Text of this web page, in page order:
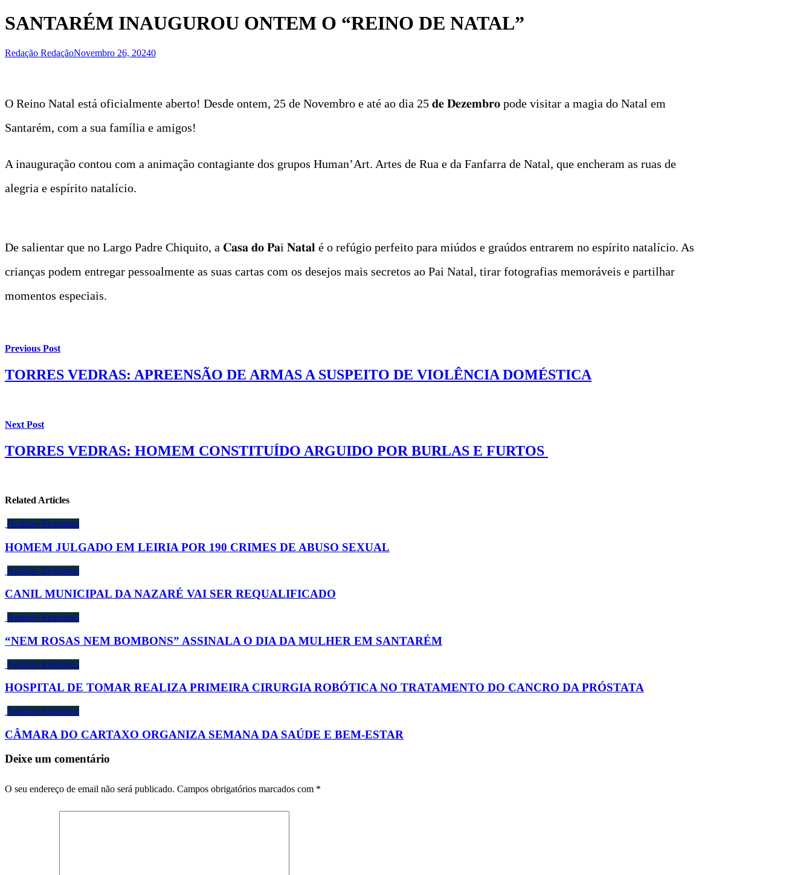
SANTARÉM INAUGUROU ONTEM O “REINO DE NATAL”
Redação RedaçãoNovembro 26, 20240
O Reino Natal está oficialmente aberto! Desde ontem, 25 de Novembro e até ao dia 25 𝐝𝐞 𝐃𝐞𝐳𝐞𝐦𝐛𝐫𝐨 pode visitar a magia do Natal em
Santarém, com a sua família e amigos!
A inauguração contou com a animação contagiante dos grupos Human’Art. Artes de Rua e da Fanfarra de Natal, que encheram as ruas de
alegria e espírito natalício.
De salientar que no Largo Padre Chiquito, a 𝐂𝐚𝐬𝐚 𝐝𝐨 𝐏𝐚i 𝐍𝐚𝐭𝐚𝐥 é o refúgio perfeito para miúdos e graúdos entrarem no espírito natalício. As
crianças podem entregar pessoalmente as suas cartas com os desejos mais secretos ao Pai Natal, tirar fotografias memoráveis e partilhar
momentos especiais.
Previous Post
TORRES VEDRAS: APREENSÃO DE ARMAS A SUSPEITO DE VIOLÊNCIA DOMÉSTICA
Next Post
TORRES VEDRAS: HOMEM CONSTITUÍDO ARGUIDO POR BURLAS E FURTOS
Related Articles
Notícias Regionais
HOMEM JULGADO EM LEIRIA POR 190 CRIMES DE ABUSO SEXUAL
Notícias Regionais
CANIL MUNICIPAL DA NAZARÉ VAI SER REQUALIFICADO
Notícias Regionais
“NEM ROSAS NEM BOMBONS” ASSINALA O DIA DA MULHER EM SANTARÉM
Notícias Regionais
HOSPITAL DE TOMAR REALIZA PRIMEIRA CIRURGIA ROBÓTICA NO TRATAMENTO DO CANCRO DA PRÓSTATA
Notícias Regionais
CÂMARA DO CARTAXO ORGANIZA SEMANA DA SAÚDE E BEM-ESTAR
Deixe um comentário
O seu endereço de email não será publicado. Campos obrigatórios marcados com *